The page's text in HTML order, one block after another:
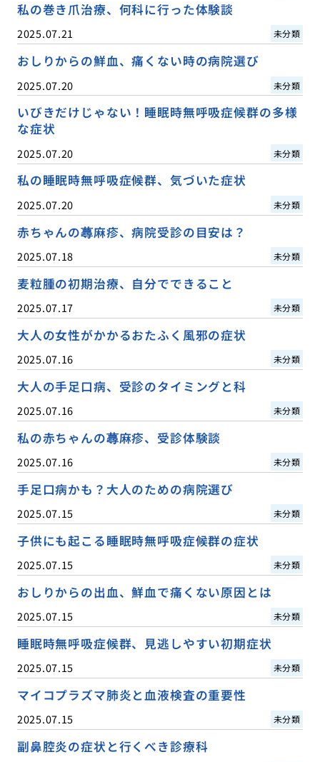
私の巻き爪治療、何科に行った体験談
2025.07.21 未分類
おしりからの鮮血、痛くない時の病院選び
2025.07.20 未分類
いびきだけじゃない！睡眠時無呼吸症候群の多様
な症状
2025.07.20 未分類
私の睡眠時無呼吸症候群、気づいた症状
2025.07.20 未分類
赤ちゃんの蕁麻疹、病院受診の目安は？
2025.07.18 未分類
麦粒腫の初期治療、自分でできること
2025.07.17 未分類
大人の女性がかかるおたふく風邪の症状
2025.07.16 未分類
大人の手足口病、受診のタイミングと科
2025.07.16 未分類
私の赤ちゃんの蕁麻疹、受診体験談
2025.07.16 未分類
手足口病かも？大人のための病院選び
2025.07.15 未分類
子供にも起こる睡眠時無呼吸症候群の症状
2025.07.15 未分類
おしりからの出血、鮮血で痛くない原因とは
2025.07.15 未分類
睡眠時無呼吸症候群、見逃しやすい初期症状
2025.07.15 未分類
マイコプラズマ肺炎と血液検査の重要性
2025.07.15 未分類
副鼻腔炎の症状と行くべき診療科